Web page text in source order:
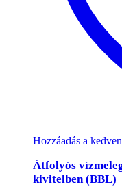
Hozzáadás a
Átfolyós
kivitelben (BBL)